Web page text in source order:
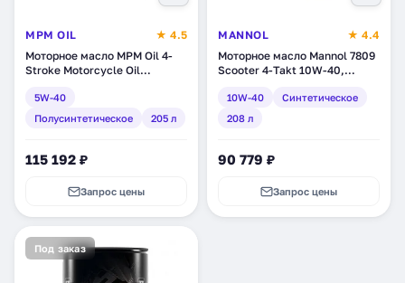
MPM OIL
★ 4.5
Моторное масло MPM Oil 4-
Stroke Motorcycle Oil
полусинтетическое, 205 л
(57205)
5W-40
Полусинтетическое
205 л
115 192 ₽
Запрос цены
MANNOL
★ 4.4
Моторное масло Mannol 7809
Scooter 4-Takt 10W-40,
10W-40
Синтетическое
208 л
90 779 ₽
Запрос цены
Под заказ